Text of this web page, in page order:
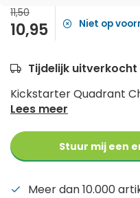
11,50
10,95 Niet op
Tijdelijk uitverkocht
Kickstarter Quadrant
Lees meer
Stuur mij een
Meer dan 10.000